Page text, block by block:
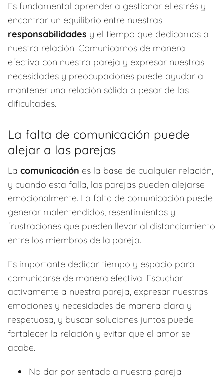
Es fundamental aprender a gestionar el estrés y
encontrar un equilibrio entre nuestras
responsabilidades y el tiempo que dedicamos a
nuestra relación. Comunicarnos de manera
efectiva con nuestra pareja y expresar nuestras
necesidades y preocupaciones puede ayudar a
mantener una relación sólida a pesar de las
dificultades.
La falta de comunicación puede
alejar a las parejas
La comunicación es la base de cualquier relación,
y cuando esta falla, las parejas pueden alejarse
emocionalmente. La falta de comunicación puede
generar malentendidos, resentimientos y
frustraciones que pueden llevar al distanciamiento
entre los miembros de la pareja.
Es importante dedicar tiempo y espacio para
comunicarse de manera efectiva. Escuchar
activamente a nuestra pareja, expresar nuestras
emociones y necesidades de manera clara y
respetuosa, y buscar soluciones juntos puede
fortalecer la relación y evitar que el amor se
acabe.
No dar por sentado a nuestra pareja